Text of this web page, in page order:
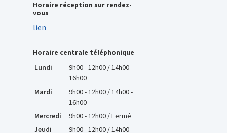
Horaire réception sur rendez-
vous
lien
Horaire centrale téléphonique
Lundi
9h00 - 12h00 / 14h00 -
16h00
Mardi
9h00 - 12h00 / 14h00 -
16h00
Mercredi
9h00 - 12h00 / Fermé
Jeudi
9h00 - 12h00 / 14h00 -